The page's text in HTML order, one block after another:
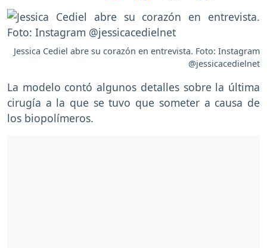
Jessica Cediel abre su corazón en entrevista. Foto: Instagram
@jessicacedielnet
La modelo contó algunos detalles sobre la última
cirugía a la que se tuvo que someter a causa de
los biopolímeros.